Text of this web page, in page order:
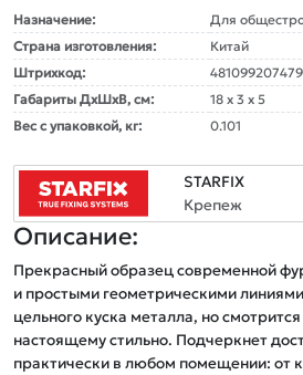
Назначение:
Для
Страна изготовления:
Китай
Штрихкод:
Габариты ДxШxВ, см:
18 x 3 x 5
Вес с упаковкой, кг:
0.101
STARFIX
Крепеж
Описание:
Прекрасный образец современной
и простыми геометрическими
цельного куска металла, но
настоящему стильно. Подчеркнет
практически в любом помещении: от